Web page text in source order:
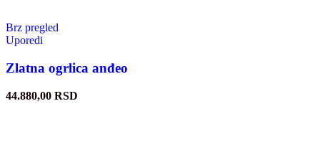
Brz pregled
Uporedi
Zlatna ogrlica anđeo
44.880,00 RSD